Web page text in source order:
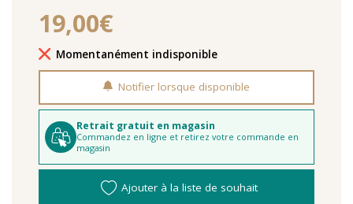
19,00€
Délais de livraison
Momentanément indisponible
Notifier lorsque disponible
Retrait gratuit en magasin
Commandez en ligne et retirez votre commande en
magasin
Ajouter à la liste de souhait